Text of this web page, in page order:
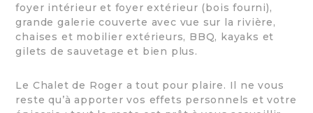
foyer intérieur et foyer extérieur (bois fourni),
grande galerie couverte avec vue sur la rivière,
chaises et mobilier extérieurs, BBQ, kayaks et
gilets de sauvetage et bien plus.
Le Chalet de Roger a tout pour plaire. Il ne vous
reste qu’à apporter vos effets personnels et votre